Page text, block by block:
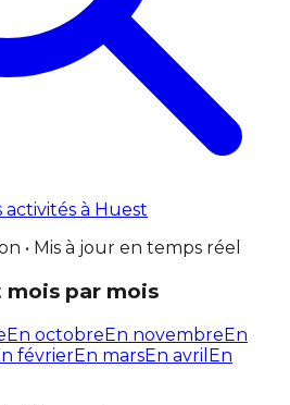
à Huest
• Mis à jour en temps réel
mois par mois
En octobreEn novembreEn
févrierEn marsEn avril En